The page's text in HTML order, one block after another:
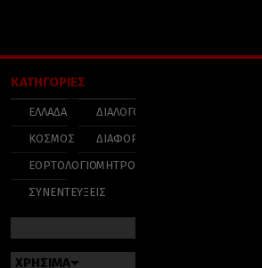
ΚΑΤΗΓΟΡΙΕΣ
ΕΛΛΑΔΑ
ΚΟΣΜΟΣ
ΕΟΡΤΟΛΟΓΙΟ
ΣΥΝΕΝΤΕΥΞΕΙΣ
ΔΙΑΛΟΓΟΣ
ΔΙΑΦΟΡΑ
ΜΗΤΡΟΠΟΛΕΙΣ
ΧΡΗΣΙΜΑ